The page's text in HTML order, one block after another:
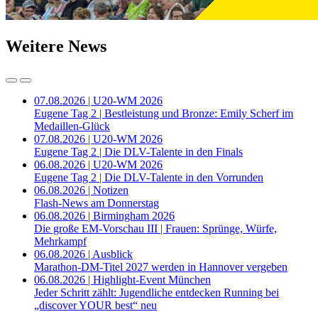
Weitere News
07.08.2026 | U20-WM 2026
Eugene Tag 2 | Bestleistung und Bronze: Emily Scherf im
Medaillen-Glück
07.08.2026 | U20-WM 2026
Eugene Tag 2 | Die DLV-Talente in den Finals
06.08.2026 | U20-WM 2026
Eugene Tag 2 | Die DLV-Talente in den Vorrunden
06.08.2026 | Notizen
Flash-News am Donnerstag
06.08.2026 | Birmingham 2026
Die große EM-Vorschau III | Frauen: Sprünge, Würfe,
Mehrkampf
06.08.2026 | Ausblick
Marathon-DM-Titel 2027 werden in Hannover vergeben
06.08.2026 | Highlight-Event München
Jeder Schritt zählt: Jugendliche entdecken Running bei
„discover YOUR best“ neu